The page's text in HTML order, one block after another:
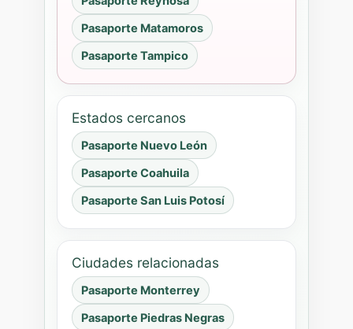
Pasaporte Matamoros
Pasaporte Tampico
Estados cercanos
Pasaporte Nuevo León
Pasaporte Coahuila
Pasaporte San Luis Potosí
Ciudades relacionadas
Pasaporte Monterrey
Pasaporte Piedras Negras